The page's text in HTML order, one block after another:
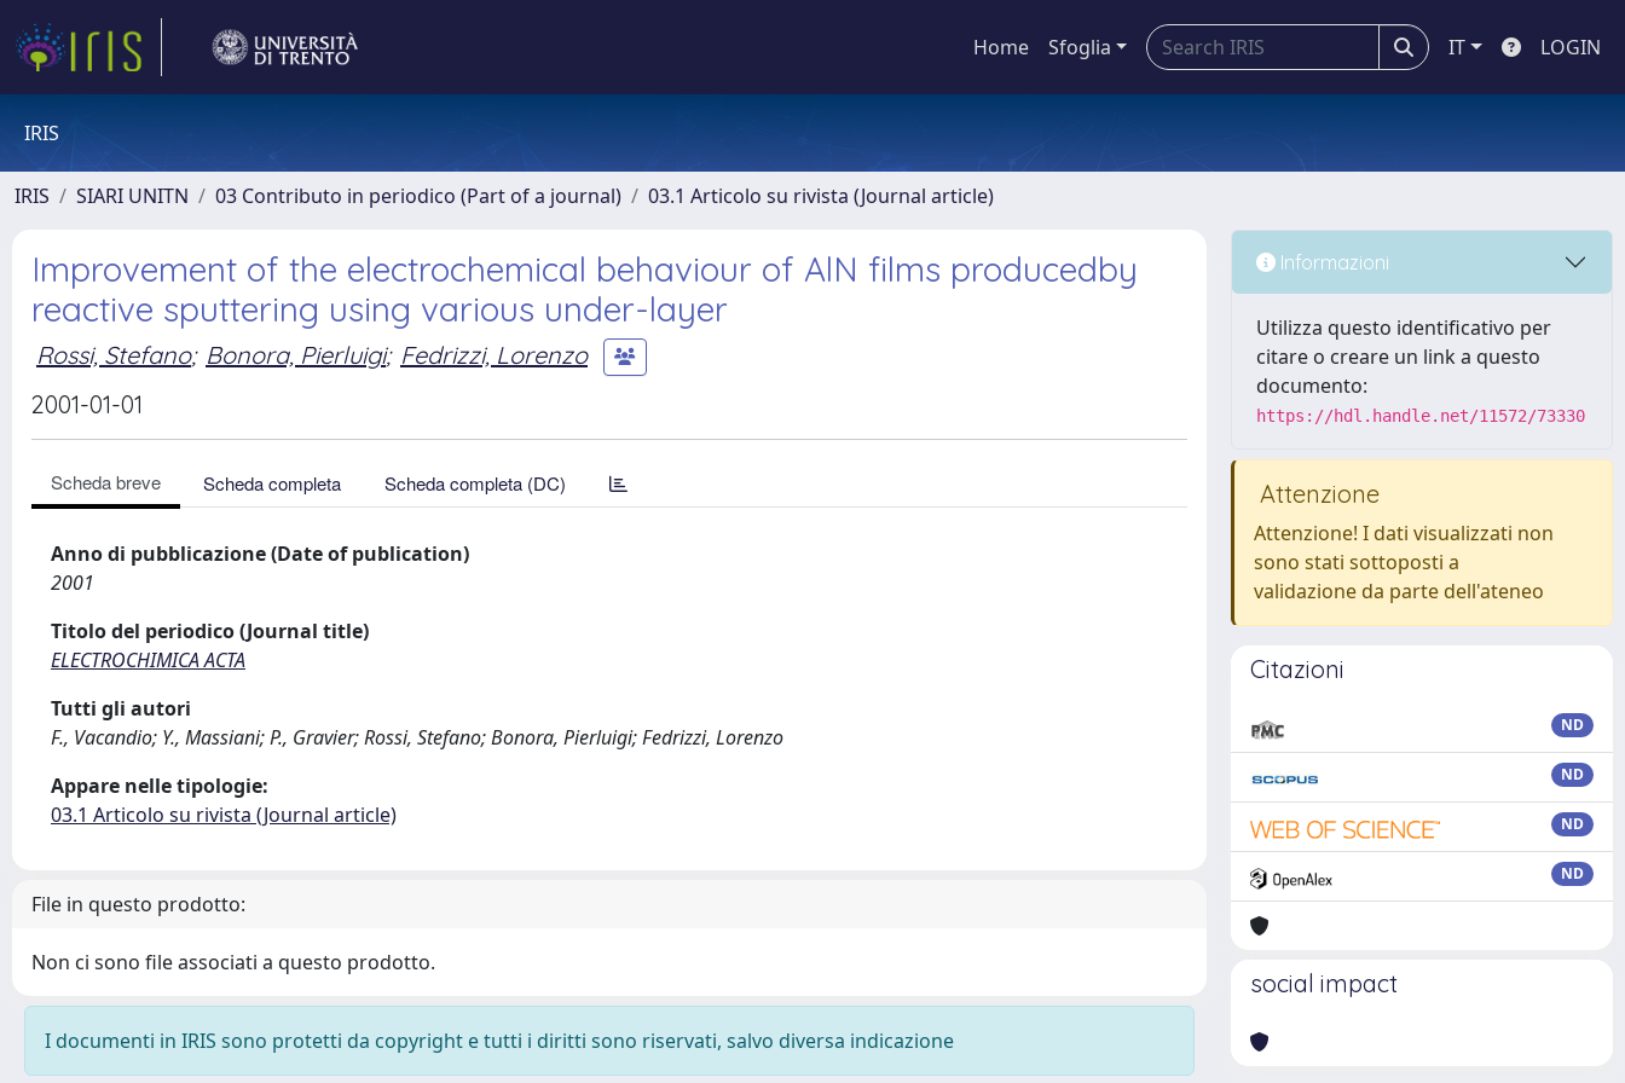
Home Sfoglia IT LOGIN
IRIS
IRIS SIARI UNITN 03 Contributo in periodico (Part of a journal) 03.1 Articolo su rivista (Journal article)
Improvement of the electrochemical behaviour of AlN films producedby
reactive sputtering using various under-layer
Rossi, Stefano; Bonora, Pierluigi; Fedrizzi, Lorenzo
2001-01-01
Scheda breve Scheda completa Scheda completa (DC)
Anno di pubblicazione (Date of publication)
2001
Titolo del periodico (Journal title)
ELECTROCHIMICA ACTA
Tutti gli autori
F., Vacandio; Y., Massiani; P., Gravier; Rossi, Stefano; Bonora, Pierluigi; Fedrizzi, Lorenzo
Appare nelle tipologie:
03.1 Articolo su rivista (Journal article)
File in questo prodotto:
Non ci sono file associati a questo prodotto.
I documenti in IRIS sono protetti da copyright e tutti i diritti sono riservati, salvo diversa indicazione
Informazioni
Utilizza questo identificativo per
citare o creare un link a questo
documento:
https://hdl.handle.net/11572/73330
Attenzione
Attenzione! I dati visualizzati non
sono stati sottoposti a
validazione da parte dell'ateneo
Citazioni
ND
ND
ND
ND
social impact